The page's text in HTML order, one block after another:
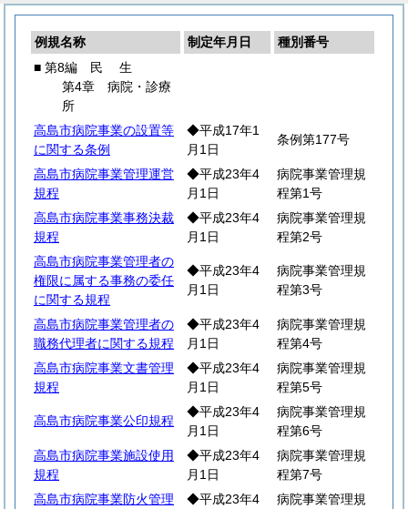
例規名称 制定年月日
種別番号
■ 第8編
民 生
第4章 病院・診療
所
高島市病院事業の設置等
に関する条例
◆平成17年1
月1日
条例第177号
高島市病院事業管理運営
規程
◆平成23年4
月1日
病院事業管理規
程第1号
高島市病院事業事務決裁
規程
◆平成23年4
月1日
病院事業管理規
程第2号
高島市病院事業管理者の
権限に属する事務の委任
に関する規程
◆平成23年4
月1日
病院事業管理規
程第3号
高島市病院事業管理者の
職務代理者に関する規程
◆平成23年4
月1日
病院事業管理規
程第4号
高島市病院事業文書管理
規程
◆平成23年4
月1日
病院事業管理規
程第5号
高島市病院事業公印規程
◆平成23年4
月1日
病院事業管理規
程第6号
高島市病院事業施設使用
規程
◆平成23年4
月1日
病院事業管理規
程第7号
高島市病院事業防火管理
◆平成23年4
病院事業管理規